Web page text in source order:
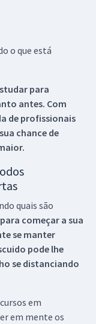
o que está
para
antes. Com
de profissionais
chance de
quais são
começar a sua
se manter
pode lhe
se distanciando
em
em mente os